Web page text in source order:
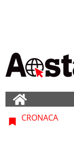
CRONACA